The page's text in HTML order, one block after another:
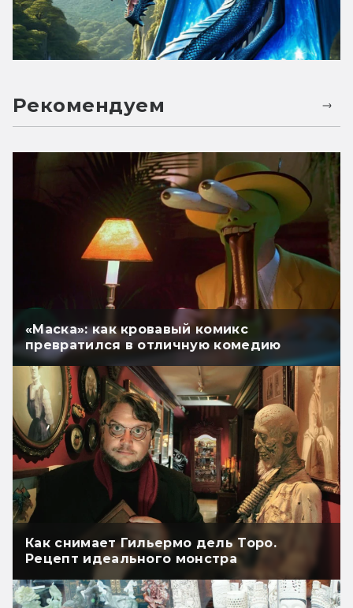
Рекомендуем
«Маска»: как кровавый комикс
превратился в отличную комедию
Как снимает Гильермо дель Торо.
Рецепт идеального монстра